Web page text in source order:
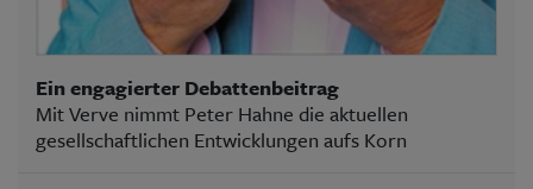
Ein engagierter Debattenbeitrag
Mit Verve nimmt Peter Hahne die aktuellen
gesellschaftlichen Entwicklungen aufs Korn